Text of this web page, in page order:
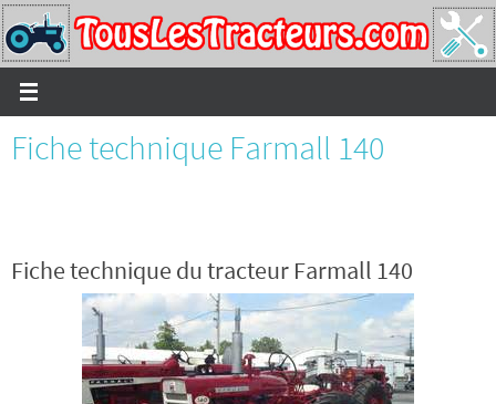
Passer
vers
le
contenu
Fiche technique Farmall 140
Fiche technique du tracteur Farmall 140